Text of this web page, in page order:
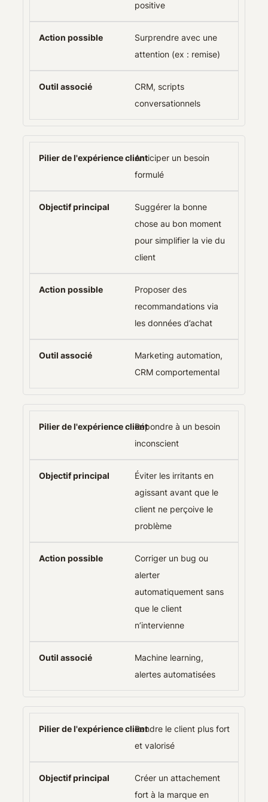
positive
Surprendre avec une
attention (ex : remise)
CRM, scripts
conversationnels
Anticiper un besoin
formulé
Suggérer la bonne
chose au bon moment
pour simplifier la vie du
client
Proposer des
recommandations via
les données d’achat
Marketing automation,
CRM comportemental
Répondre à un besoin
inconscient
Éviter les irritants en
agissant avant que le
client ne perçoive le
problème
Corriger un bug ou
alerter
automatiquement sans
que le client
n’intervienne
Machine learning,
alertes automatisées
Rendre le client plus fort
et valorisé
Créer un attachement
fort à la marque en